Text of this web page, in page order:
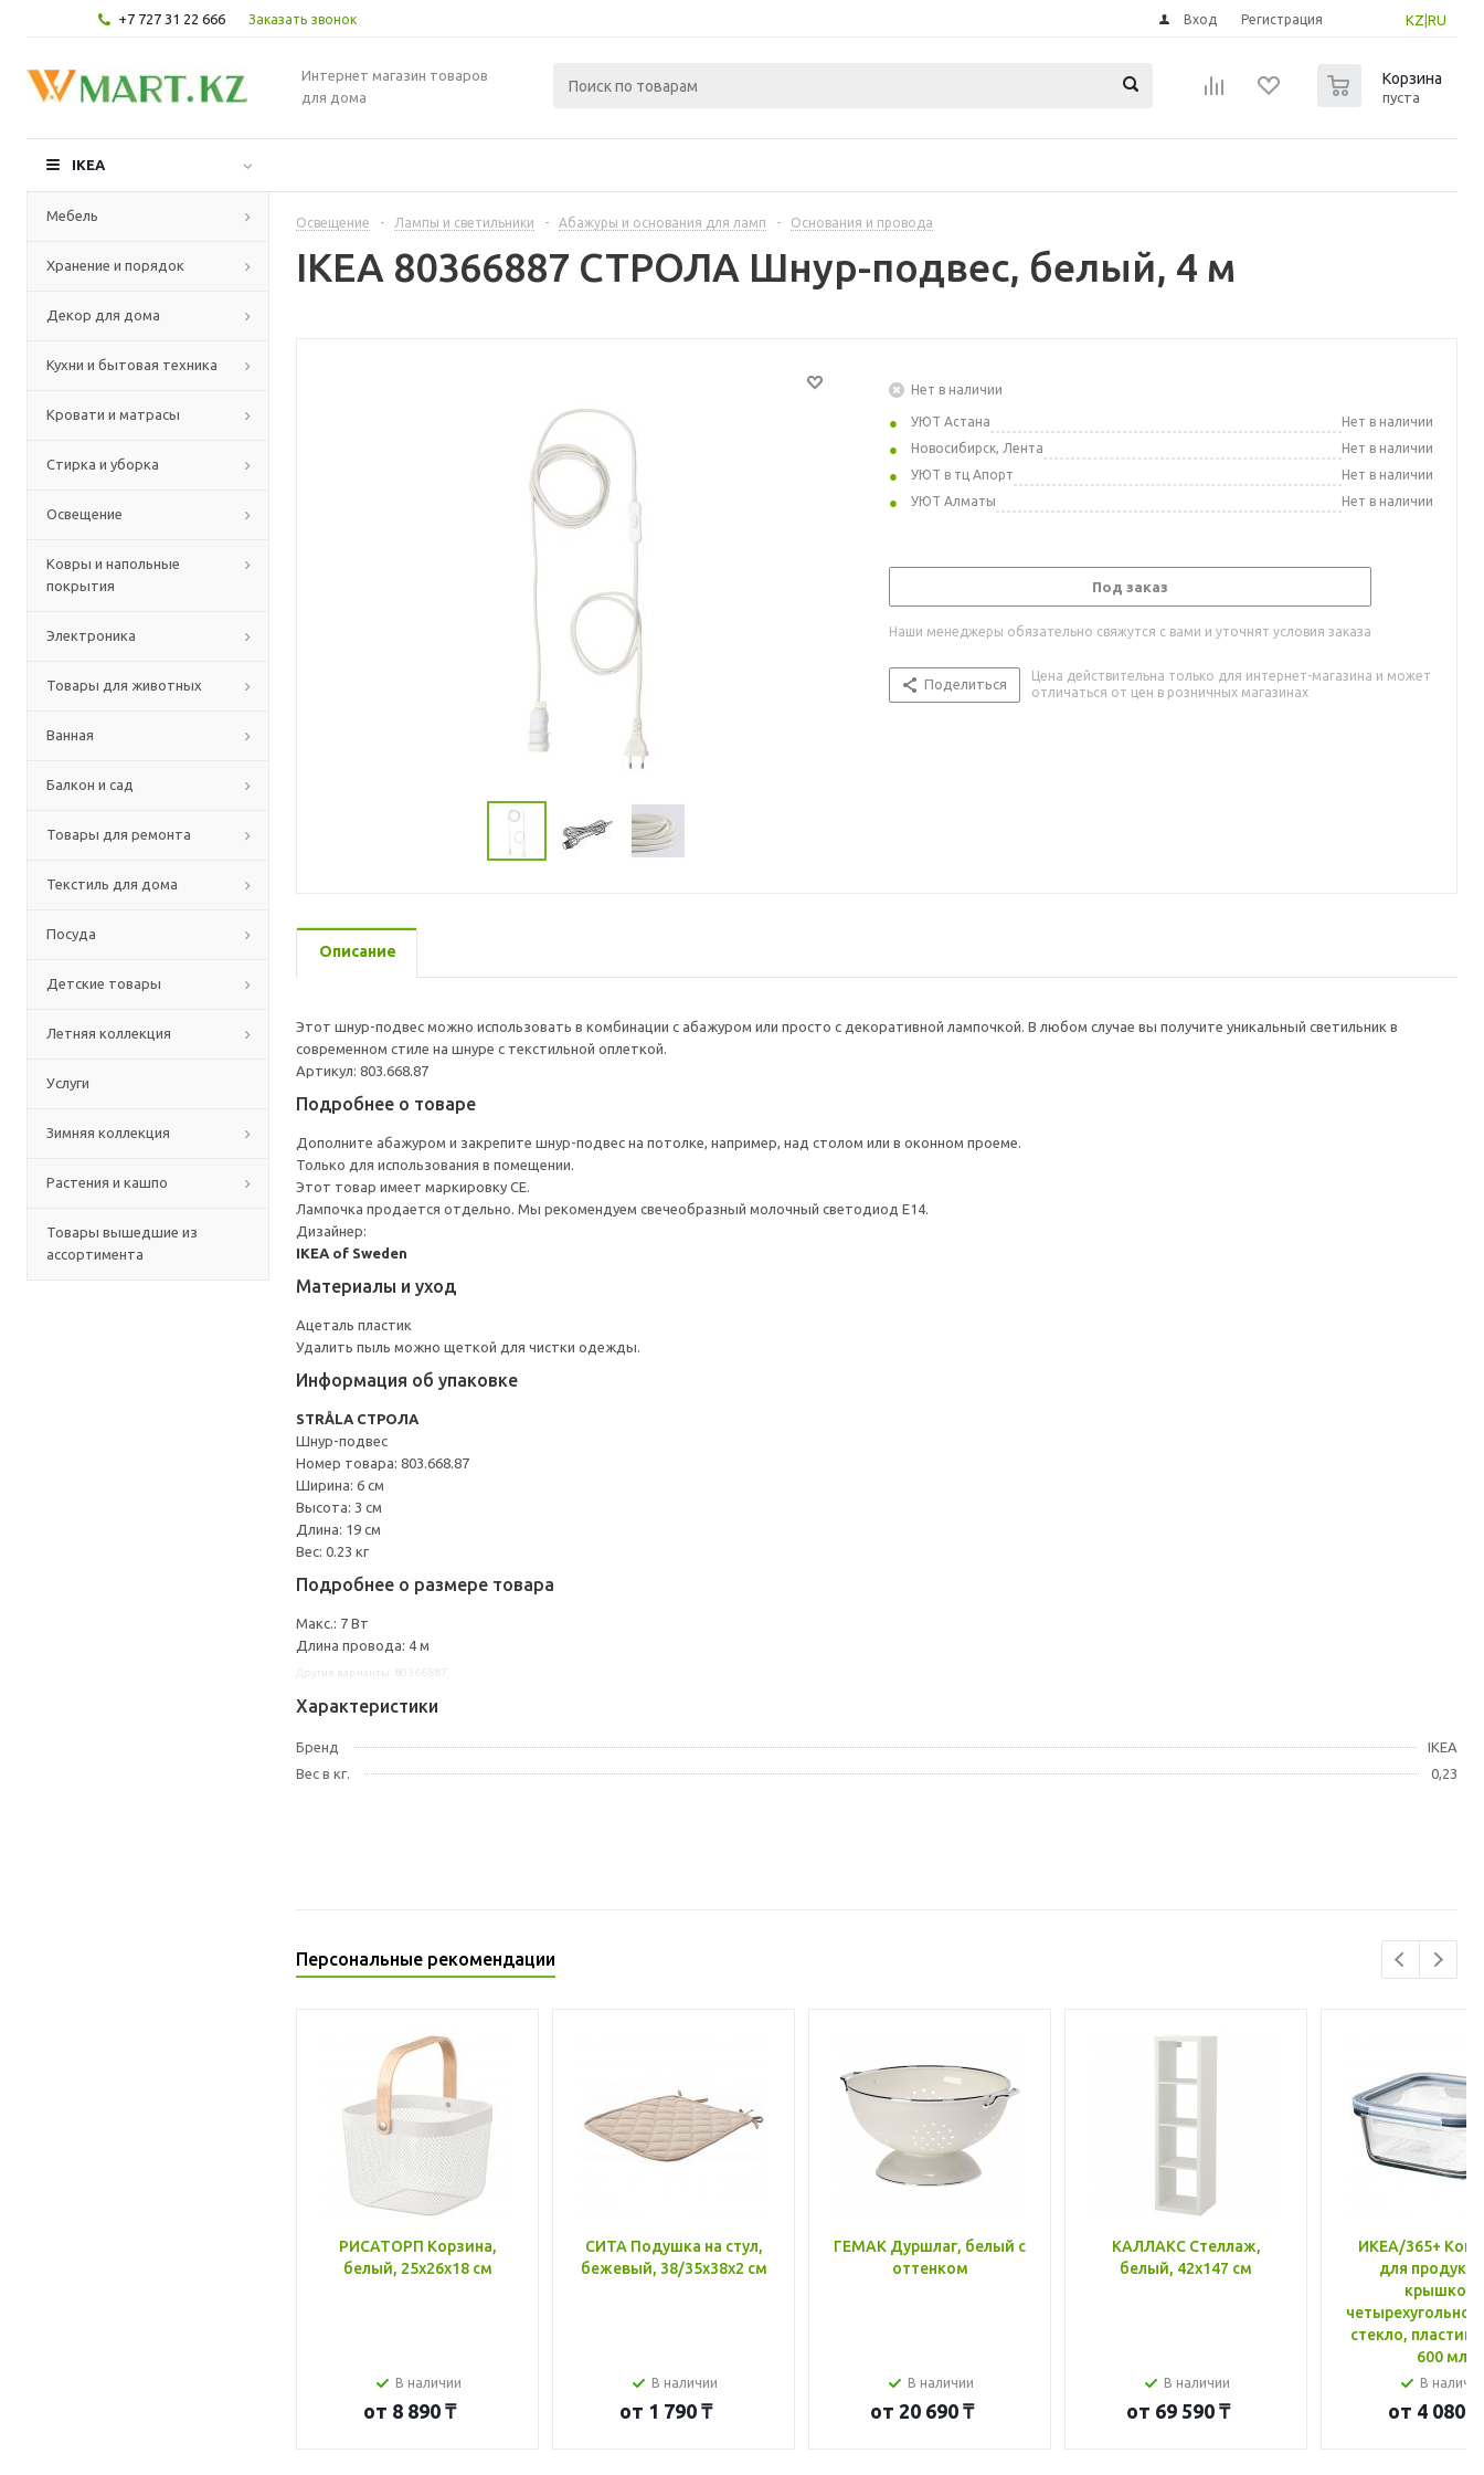
+7 727 31 22 666 Заказать звонок KZ RU
Вход Регистрация
Интернет магазин товаров
для дома
Корзина
пуста
IKEA
Мебель
Хранение и порядок
Декор для дома
Кухни и бытовая техника
Кровати и матрасы
Стирка и уборка
Освещение
Ковры и напольные
покрытия
Электроника
Товары для животных
Ванная
Балкон и сад
Товары для ремонта
Текстиль для дома
Посуда
Детские товары
Летняя коллекция
Услуги
Зимняя коллекция
Растения и кашпо
Товары вышедшие из
ассортимента
Освещение - Лампы и светильники - Абажуры и основания для ламп - Основания и провода
IKEA 80366887 СТРОЛА Шнур-подвес, белый, 4 м
Нет в наличии
УЮТ Астана
Нет в наличии
Новосибирск, Лента
Нет в наличии
УЮТ в тц Апорт
Нет в наличии
УЮТ Алматы
Нет в наличии
Под заказ
Наши менеджеры обязательно свяжутся с вами и уточнят условия заказа
Поделиться
Цена действительна только для интернет-магазина и может
отличаться от цен в розничных магазинах
Описание
Этот шнур-подвес можно использовать в комбинации с абажуром или просто с декоративной лампочкой. В любом случае вы получите уникальный светильник в
современном стиле на шнуре с текстильной оплеткой.
Артикул: 803.668.87
Подробнее о товаре
Дополните абажуром и закрепите шнур-подвес на потолке, например, над столом или в оконном проеме.
Только для использования в помещении.
Этот товар имеет маркировку CE.
Лампочка продается отдельно. Мы рекомендуем свечеобразный молочный светодиод Е14.
Дизайнер:
IKEA of Sweden
Материалы и уход
Ацеталь пластик
Удалить пыль можно щеткой для чистки одежды.
Информация об упаковке
STRÅLA СТРОЛА
Шнур-подвес
Номер товара: 803.668.87
Ширина: 6 см
Высота: 3 см
Длина: 19 см
Вес: 0.23 кг
Подробнее о размере товара
Макс.: 7 Вт
Длина провода: 4 м
Характеристики
Бренд
IKEA
Вес в кг.
0,23
Персональные рекомендации
РИСАТОРП Корзина,
белый, 25x26x18 см
В наличии
от 8 890 ₸
СИТА Подушка на стул,
бежевый, 38/35x38x2 см
В наличии
от 1 790 ₸
ГЕМАК Дуршлаг, белый с
оттенком
В наличии
от 20 690 ₸
КАЛЛАКС Стеллаж,
белый, 42x147 см
В наличии
от 69 590 ₸
ИКЕА/365+
для
крышкой,
стекло, пластик
600 мл
В
от 4 080 ₸